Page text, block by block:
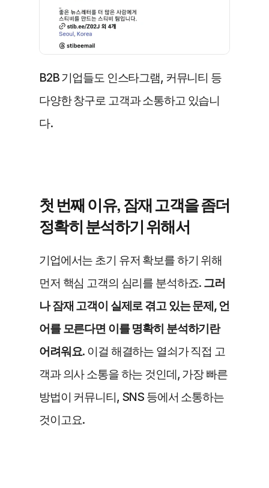
B2B 기업들도 인스타그램, 커뮤니티 등
다양한 창구로 고객과 소통하고 있습니
다.
첫 번째 이유, 잠재 고객을 좀더
정확히 분석하기 위해서
기업에서는 초기 유저 확보를 하기 위해
먼저 핵심 고객의 심리를 분석하죠. 그러
나 잠재 고객이 실제로 겪고 있는 문제, 언
어를 모른다면 이를 명확히 분석하기란
어려워요. 이걸 해결하는 열쇠가 직접 고
객과 의사 소통을 하는 것인데, 가장 빠른
방법이 커뮤니티, SNS 등에서 소통하는
것이고요.